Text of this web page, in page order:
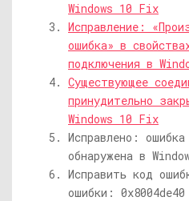
Windows 10 Fix
Исправление:
ошибка» в
подключения в
Существующее
принудительно
Windows 10 Fix
Исправлено:
обнаружена в
Исправить код
ошибки: